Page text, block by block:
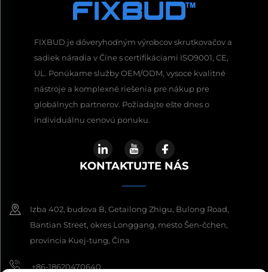
FIXBUD je dôveryhodným výrobcov skrutkovačov a
sadiek náradia v Číne s certifikáciami ISO9001, CE,
UL. Ponúkame služby OEM/ODM, vysoce kvalitné
nástroje a komplexné riešenia pre nákup pre
globálnych partnerov. Požiadajte ešte dnes o
individuálnu cenovú ponuku.
KONTAKTUJTE NÁS
Izba 402, budova B, Getailong Zhigu, Bulong Road,
Bantian Street, okres Longgang, mesto Šen-čchen,
provincia Kuej-tung, Čína
+86-18620470640